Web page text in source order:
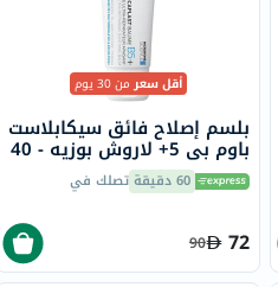
أقل سعرمن 30 يوم
بلسم إصلاح فائق سيكابلاست
باوم بي 5+ لاروش بوزيه - 40
مل 60 دقيقة تصلك في
72
90